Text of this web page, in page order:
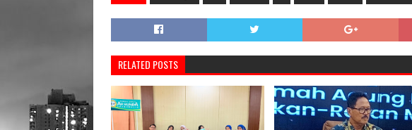
RELATED POSTS